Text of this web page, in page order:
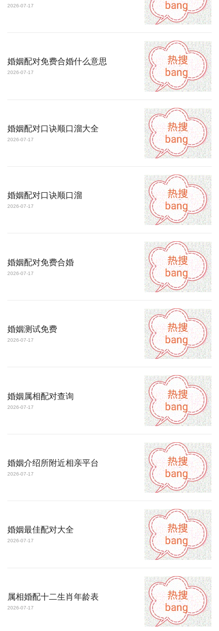
2026-07-17
婚姻配对免费合婚什么意思
2026-07-17
婚姻配对口诀顺口溜大全
2026-07-17
婚姻配对口诀顺口溜
2026-07-17
婚姻配对免费合婚
2026-07-17
婚姻测试免费
2026-07-17
婚姻属相配对查询
2026-07-17
婚姻介绍所附近相亲平台
2026-07-17
婚姻最佳配对大全
2026-07-17
属相婚配十二生肖年龄表
2026-07-17